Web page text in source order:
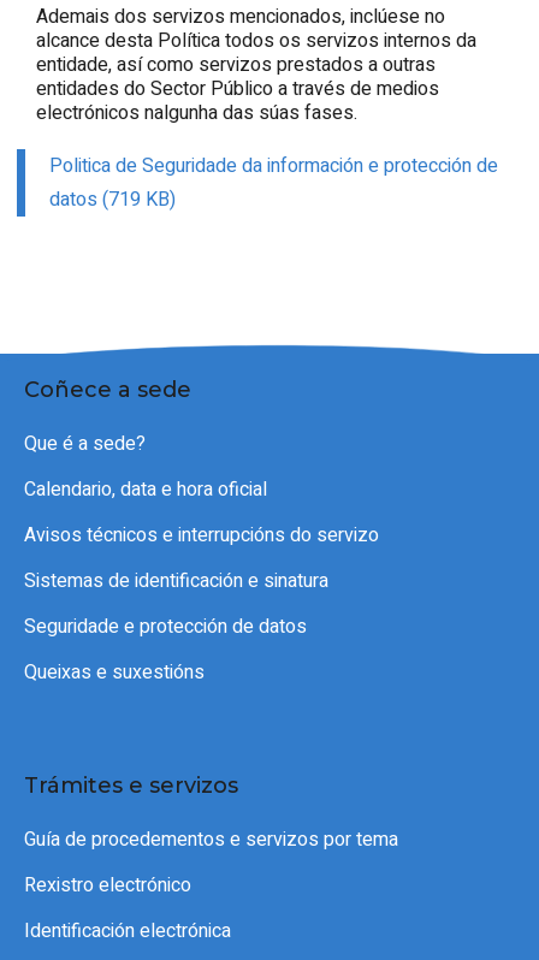
Ademais dos servizos mencionados, inclúese no
alcance desta Política todos os servizos internos da
entidade, así como servizos prestados a outras
entidades do Sector Público a través de medios
electrónicos nalgunha das súas fases.
Politica de Seguridade da información e protección de
datos (719 KB)
Coñece a sede
Que é a sede?
Calendario, data e hora oficial
Avisos técnicos e interrupcións do servizo
Sistemas de identificación e sinatura
Seguridade e protección de datos
Queixas e suxestións
Trámites e servizos
Guía de procedementos e servizos por tema
Rexistro electrónico
Identificación electrónica